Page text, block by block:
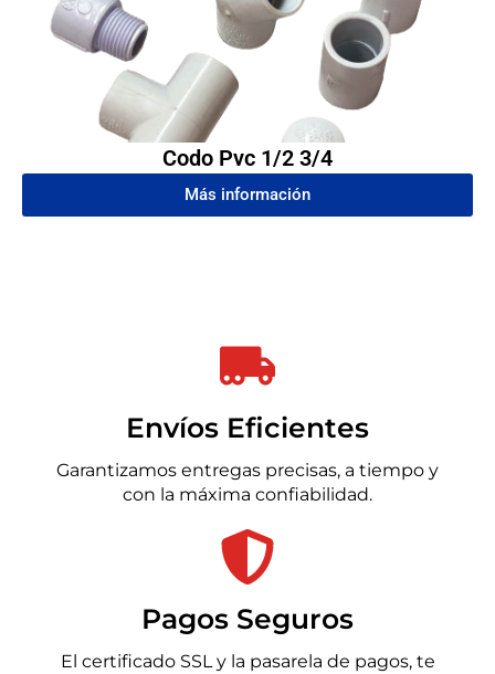
Codo Pvc 1/2 3/4
Más información
Envíos Eficientes
Garantizamos entregas precisas, a tiempo y
con la máxima confiabilidad.
Pagos Seguros
El certificado SSL y la pasarela de pagos, te